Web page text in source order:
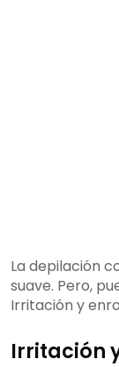
La depilación
suave. Pero,
Irritación y
Irritación